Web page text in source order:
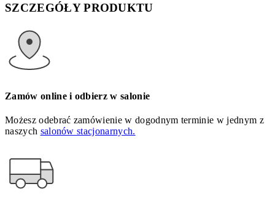
SZCZEGÓŁY PRODUKTU
Zamów online i odbierz w salonie
Możesz odebrać zamówienie w dogodnym terminie w jednym z
naszych salonów stacjonarnych.